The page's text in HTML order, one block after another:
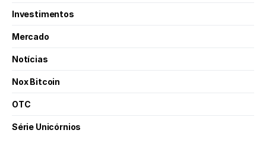
Investimentos
Mercado
Notícias
Nox Bitcoin
OTC
Série Unicórnios